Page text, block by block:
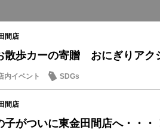
間店
散歩カーの寄贈 おにぎりアク
内イベント SDGs
間店
子がついに東金田間店へ・・・